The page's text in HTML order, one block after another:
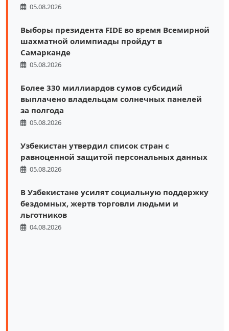
05.08.2026
Выборы президента FIDE во время Всемирной
шахматной олимпиады пройдут в
Самарканде
05.08.2026
Более 330 миллиардов сумов субсидий
выплачено владельцам солнечных панелей
за полгода
05.08.2026
Узбекистан утвердил список стран с
равноценной защитой персональных данных
05.08.2026
В Узбекистане усилят социальную поддержку
бездомных, жертв торговли людьми и
льготников
04.08.2026